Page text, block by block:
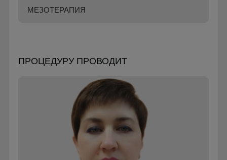
МЕЗОТЕРАПИЯ
ПРОЦЕДУРУ ПРОВОДИТ